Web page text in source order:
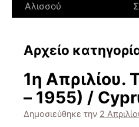
Αλισσού
Αρχείο
1η Απριλίου.
– 1955) /
Δημοσιεύθηκε την 2